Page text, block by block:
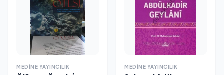
MEDINE YAYINCILIK MEDINE YAYINCILIK